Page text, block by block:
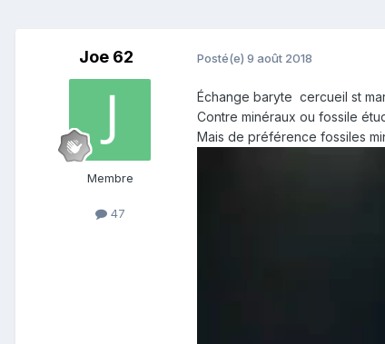
Joe 62
Membre
47
Posté(e) 9 août 2018
Échange baryte cercueil st
Contre minéraux ou fossile
Mais de préférence fossiles